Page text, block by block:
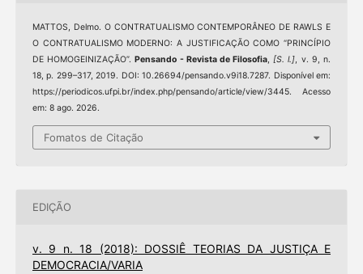
MATTOS, Delmo. O CONTRATUALISMO CONTEMPORÂNEO DE RAWLS E
O CONTRATUALISMO MODERNO: A JUSTIFICAÇÃO COMO “PRINCÍPIO
DE HOMOGEINIZAÇÃO”.Pensando - Revista de Filosofia,[S. l.], v. 9, n.
18, p. 299–317, 2019. DOI: 10.26694/pensando.v9i18.7287. Disponível em:
https://periodicos.ufpi.br/index.php/pensando/article/view/3445. Acesso
em: 8 ago. 2026.
Fomatos de Citação
EDIÇÃO
v. 9 n. 18 (2018): DOSSIÊ TEORIAS DA JUSTIÇA E
DEMOCRACIA/VARIA